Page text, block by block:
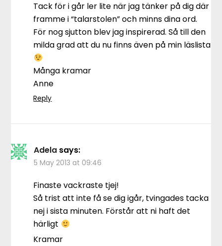
Tack för i går ler lite när jag tänker på dig där
framme i “talarstolen” och minns dina ord.
För nog sjutton blev jag inspirerad. Så till den
milda grad att du nu finns även på min läslista
Många kramar
Anne
Reply
Adela says:
5 May 2013 at 09:46
Finaste vackraste tjej!
Så trist att inte få se dig igår, tvingades tacka
nej i sista minuten. Förstår att ni haft det
härligt
Kramar